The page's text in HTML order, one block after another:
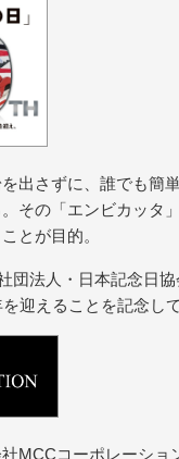
出さずに、誰でも簡
その「エンビカッタ
とが目的。
団法人・日本記念日協
迎えることを記念し
MCCコーポレーショ